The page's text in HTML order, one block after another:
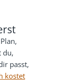
du,
passt,
kostet